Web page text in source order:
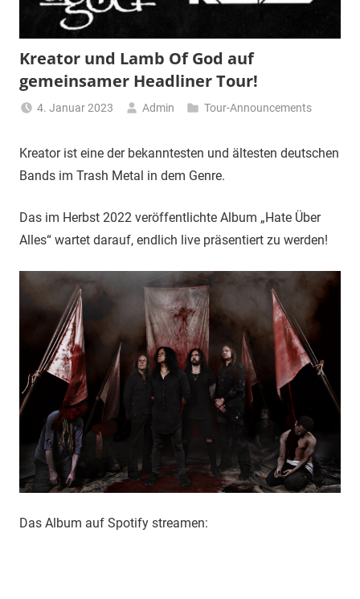
Kreator und Lamb Of God auf
gemeinsamer Headliner Tour!
4. Januar 2023 Admin Tour-Announcements
Kreator ist eine der bekanntesten und ältesten deutschen
Bands im Trash Metal in dem Genre.
Das im Herbst 2022 veröffentlichte Album „Hate Über
Alles“ wartet darauf, endlich live präsentiert zu werden!
Das Album auf Spotify streamen: